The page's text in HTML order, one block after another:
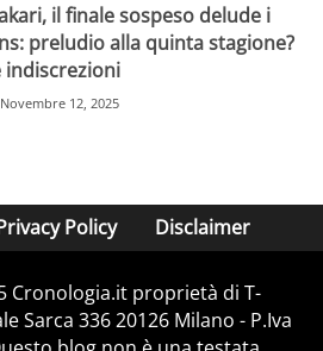
il finale sospeso delude i
preludio alla quinta stagione?
indiscrezioni
Novembre 12, 2025
Policy Disclaimer
Cronologia.it proprietà di T-
Sarca 336 20126 Milano - P.Iva